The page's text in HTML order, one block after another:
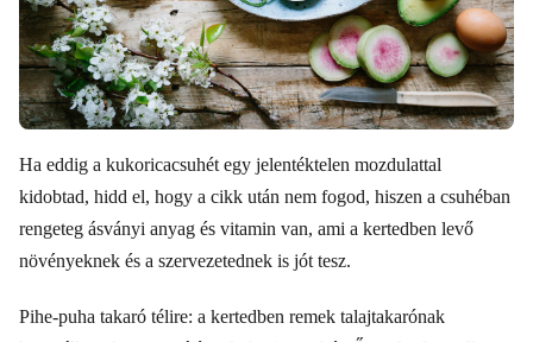
Ha eddig a kukoricacsuhét egy jelentéktelen mozdulattal
kidobtad, hidd el, hogy a cikk után nem fogod, hiszen a csuhéban
rengeteg ásványi anyag és vitamin van, ami a kertedben levő
növényeknek és a szervezetednek is jót tesz.
Pihe-puha takaró télire: a kertedben remek talajtakarónak